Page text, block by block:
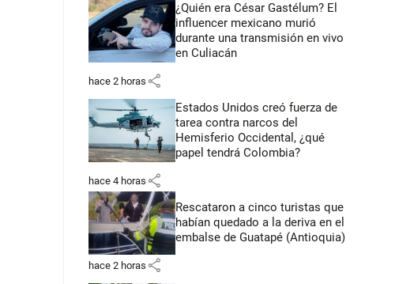
¿Quién era César Gastélum? El
influencer mexicano murió
durante una transmisión en vivo
en Culiacán
hace 2 horas share
Estados Unidos creó fuerza de
tarea contra narcos del
Hemisferio Occidental, ¿qué
papel tendrá Colombia?
hace 4 horas share
Rescataron a cinco turistas que
habían quedado a la deriva en el
embalse de Guatapé (Antioquia)
hace 2 horas share